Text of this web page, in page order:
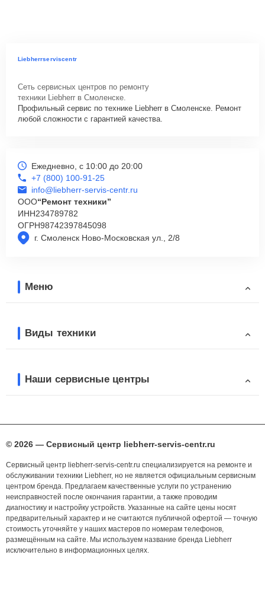
Liebherrserviscentr
Сеть сервисных центров по ремонту
техники Liebherr в Смоленске.
Профильный сервис по технике Liebherr в Смоленске. Ремонт
любой сложности с гарантией качества.
г. Смоленск Ново-Московская ул., 2/8
Ежедневно, с 10:00 до 20:00
+7 (800) 100-91-25
info@liebherr-servis-centr.ru
ООО“Ремонт техники”
ИНН234789782
ОГРН98742397845098
Меню
Виды техники
Наши сервисные центры
© 2026 — Сервисный центр liebherr-servis-centr.ru
Сервисный центр liebherr-servis-centr.ru специализируется на ремонте и
обслуживании техники Liebherr, но не является официальным сервисным
центром бренда. Предлагаем качественные услуги по устранению
неисправностей после окончания гарантии, а также проводим
диагностику и настройку устройств. Указанные на сайте цены носят
предварительный характер и не считаются публичной офертой — точную
стоимость уточняйте у наших мастеров по номерам телефонов,
размещённым на сайте. Мы используем название бренда Liebherr
исключительно в информационных целях.